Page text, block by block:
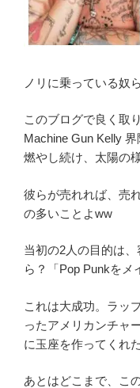
Miss
You
Bro”
ノリに乗っている奴ら
このブログで良く取
Machine Gun Kelly
燃やし続け、太陽の
彼らが売れれば、売
の多いことよww
当初の2人の目的は
ら？「Pop Punkをメ
これは大成功。ラッ
ったアメリカンチャ
に玉座を作ってくれた
あとはどこまで、こ